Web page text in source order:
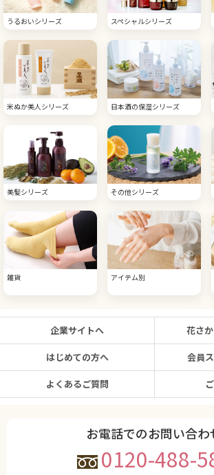
うるおいシリーズ スペシャルシリーズ
米ぬか美人シリーズ 日本酒の保湿シリーズ
美髪シリーズ その他シリーズ
雑貨 アイテム別
企業サイトへ
はじめての方へ
よくあるご質問
花さ
会員
お電話でのお問い合わ
0120-488-